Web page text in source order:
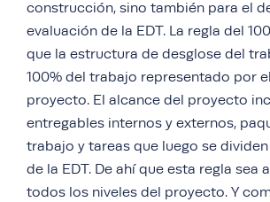
construcción, sino también para el
evaluación de la EDT. La regla del
que la estructura de desglose del
100% del trabajo representado por
proyecto. El alcance del proyecto
entregables internos y externos,
trabajo y tareas que luego se
de la EDT. De ahí que esta regla sea
todos los niveles del proyecto. Y